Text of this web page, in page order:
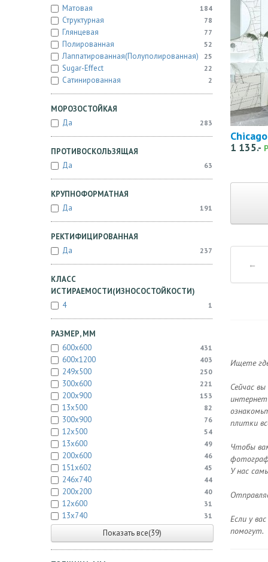
Матовая
184
Структурная 78
Глянцевая 77
Полированная 52
Лаппатированная(полуполированная) 25
Sugar-Effect 22
Сатинированная 2
МОРОЗОСТОЙКАЯ
Да
283
ПРОТИВОСКОЛЬЗЯЩАЯ
Да
63
КРУПНОФОРМАТНАЯ
Да
191
РЕКТИФИЦИРОВАННАЯ
Да
237
КЛАСС
ИСТИРАЕМОСТИ(ИЗНОСОСТОЙКОСТИ)
4
1
РАЗМЕР, ММ
600x600
431
600x1200 403
249x500 250
300x600 221
200x900 153
13x500 82
300x900 76
12x500 54
13x600 49
200x600 46
151x602 45
246x740 44
200x200 40
12x600 31
13x740 31
Показать все(39)
1 135.-
←
Ищете
Сейчас
плитки
Чтобы
У нас
Если у
помогут.